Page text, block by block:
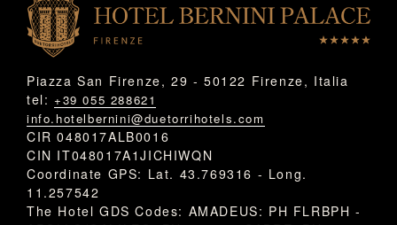
Piazza San Firenze, 29 - 50122 Firenze, Italia
tel: +39 055 288621
info.hotelbernini@duetorrihotels.com
CIR 048017ALB0016
CIN IT048017A1JICHIWQN
Coordinate GPS: Lat. 43.769316 - Long.
11.257542
The Hotel GDS Codes: AMADEUS: PH FLRBPH -